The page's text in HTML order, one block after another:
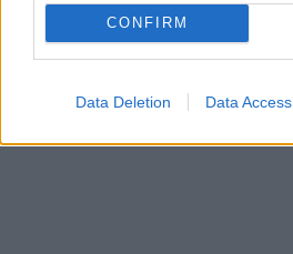
CONFIRM
Data Deletion Data Access